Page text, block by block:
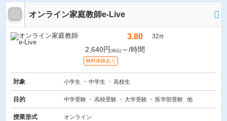
オンライン家庭教師e-Live
3.80 32件
2,640円 (税込) ～/時間
無料体験あり
対象 小学生 中学生 高校生
目的 中学受験 高校受験 大学受験 医学部受験 他
授業形式 オンライン